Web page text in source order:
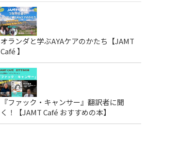
オランダと学ぶAYAケアのかたち【JAMT
Café 】
『ファック・キャンサー』翻訳者に聞
く！【JAMT Café おすすめの本】